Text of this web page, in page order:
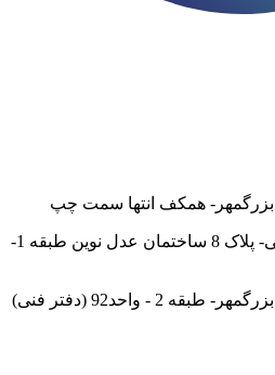
بزرگمهر- همکف انتها سمت چپ
خیابان رودباری- کوچه عظیمی- پلاک 8 ساختمان عدل نوین طبقه 1-
- واحد92 (دفتر فنی)